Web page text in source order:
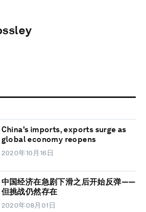
China's imports, exports surge as
global economy reopens
2020年10月16日
中国经济在急剧下滑之后开始反弹——
但挑战仍然存在
2020年08月01日